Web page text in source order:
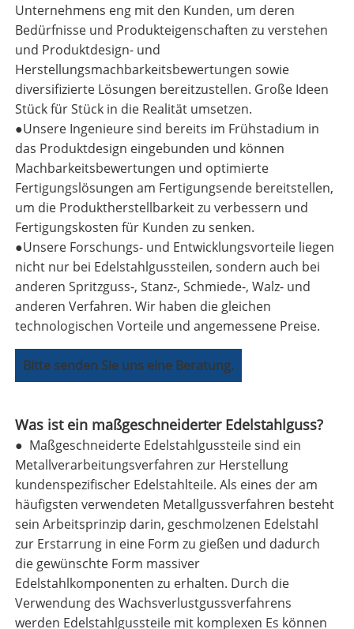
Unternehmens eng mit den Kunden, um deren
Bedürfnisse und Produkteigenschaften zu verstehen
und Produktdesign- und
Herstellungsmachbarkeitsbewertungen sowie
diversifizierte Lösungen bereitzustellen. Große Ideen
Stück für Stück in die Realität umsetzen.
●Unsere Ingenieure sind bereits im Frühstadium in
das Produktdesign eingebunden und können
Machbarkeitsbewertungen und optimierte
Fertigungslösungen am Fertigungsende bereitstellen,
um die Produktherstellbarkeit zu verbessern und
Fertigungskosten für Kunden zu senken.
●Unsere Forschungs- und Entwicklungsvorteile liegen
nicht nur bei Edelstahlgussteilen, sondern auch bei
anderen Spritzguss-, Stanz-, Schmiede-, Walz- und
anderen Verfahren. Wir haben die gleichen
technologischen Vorteile und angemessene Preise.
Bitte senden Sie uns eine Beratung.
Was ist ein maßgeschneiderter Edelstahlguss?
● Maßgeschneiderte Edelstahlgussteile sind ein
Metallverarbeitungsverfahren zur Herstellung
kundenspezifischer Edelstahlteile. Als eines der am
häufigsten verwendeten Metallgussverfahren besteht
sein Arbeitsprinzip darin, geschmolzenen Edelstahl
zur Erstarrung in eine Form zu gießen und dadurch
die gewünschte Form massiver
Edelstahlkomponenten zu erhalten. Durch die
Verwendung des Wachsverlustgussverfahrens
werden Edelstahlgussteile mit komplexen Es können